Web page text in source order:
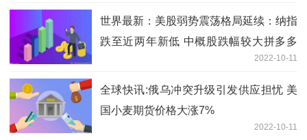
世界最新：美股弱势震荡格局延续：纳指
跌至近两年新低 中概股跌幅较大拼多多
2022-10-11
全球快讯:俄乌冲突升级引发供应担忧 美
国小麦期货价格大涨7%
2022-10-11